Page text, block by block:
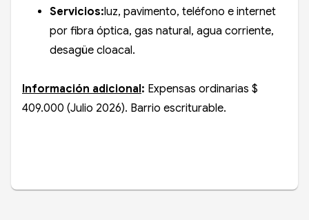
Servicios:luz, pavimento, teléfono e internet
por fibra óptica, gas natural, agua corriente,
desagüe cloacal.
Información adicional: Expensas ordinarias $
409.000 (Julio 2026). Barrio escriturable.